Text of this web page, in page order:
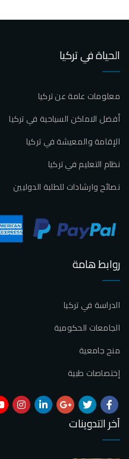
الحياة في تركيا
معلومات عامة عن تركيا
أفضل الاماكن السياحية في تركيا
الإقامة والمعيشة في تركيا
نظام التعليم في تركيا
نصائح وارشادات للطلبة الدوليين
روابط هامة
الدراسة في تركيا
الجامعات الحكومية
منح جامعية
إختصاصات طبية
آخر التدوينات